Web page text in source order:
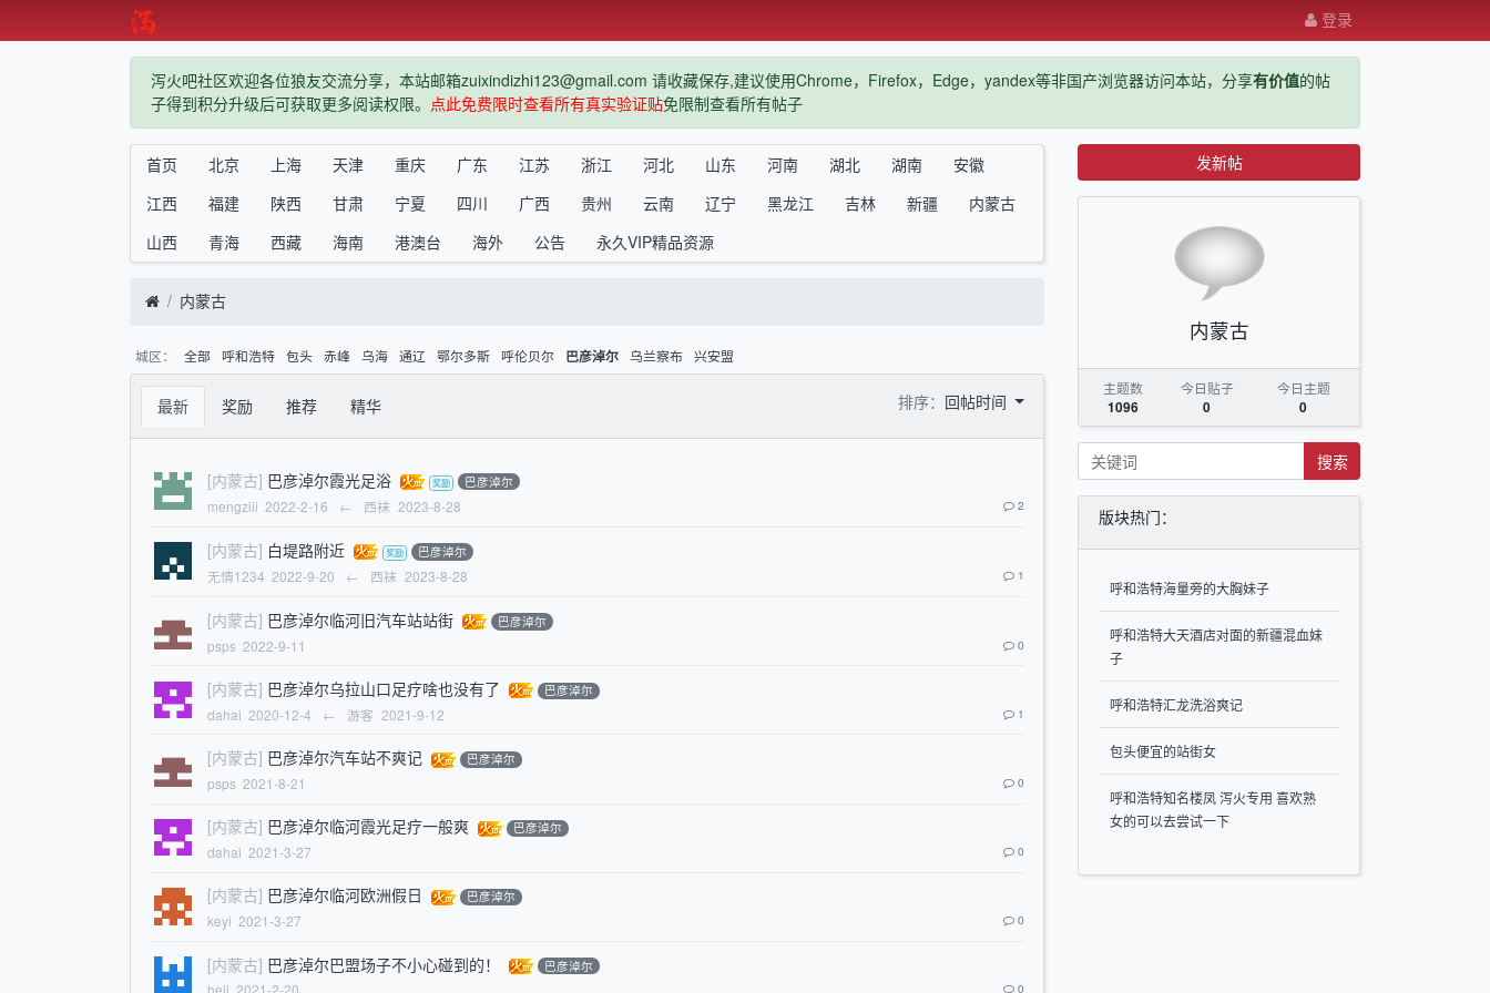
登录
泻火吧社区欢迎各位狼友交流分享，本站邮箱zuixindizhi123@gmail.com 请收藏保存,建议使用Chrome，Firefox，Edge，yandex等非国产浏览器访问本站，分享有价值的帖
子得到积分升级后可获取更多阅读权限。 点此免费限时查看所有真实验证贴免限制查看所有帖子
首页 北京 上海 天津 重庆 广东 江苏 浙江 河北 山东 河南 湖北 湖南
安徽
江西
福建 陕西 甘肃 宁夏 四川 广西 贵州 云南 辽宁 黑龙江 吉林 新疆
内蒙古
山西
青海 西藏 海南 港澳台 海外 公告 永久VIP精品资源
内蒙古
城区： 全部 呼和浩特 包头 赤峰 乌海 通辽 鄂尔多斯 呼伦贝尔 巴彦淖尔 乌兰察布 兴安盟
最新 奖励 推荐 精华 排序： 回帖时间
[内蒙古] 巴彦淖尔霞光足浴 巴彦淖尔
mengziii 2022-2-16 ← 西袜 2023-8-28 2
[内蒙古] 白堤路附近 巴彦淖尔
无情1234 2022-9-20 ← 西袜 2023-8-28 1
[内蒙古] 巴彦淖尔临河旧汽车站站街 巴彦淖尔
psps 2022-9-11 0
[内蒙古] 巴彦淖尔乌拉山口足疗啥也没有了 巴彦淖尔
dahai 2020-12-4 ← 游客 2021-9-12 1
[内蒙古] 巴彦淖尔汽车站不爽记 巴彦淖尔
psps 2021-8-21 0
[内蒙古] 巴彦淖尔临河霞光足疗一般爽 巴彦淖尔
dahai 2021-3-27 0
[内蒙古] 巴彦淖尔临河欧洲假日 巴彦淖尔
keyi 2021-3-27 0
[内蒙古] 巴彦淖尔巴盟场子不小心碰到的！ 巴彦淖尔
heli 2021-2-20 0
发新帖
内蒙古
主题数
1096
今日贴子
0
今日主题
0
搜索
版块热门：
呼和浩特海量旁的大胸妹子
呼和浩特大天酒店对面的新疆混血妹
子
呼和浩特汇龙洗浴爽记
包头便宜的站街女
呼和浩特知名楼凤 泻火专用 喜欢熟
女的可以去尝试一下